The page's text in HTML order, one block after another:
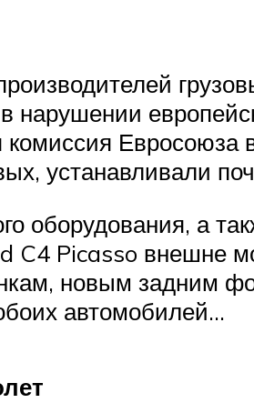
комиссия Евросоюза
устанавливали
оборудования, а
C4 Picasso внешне
новым задним
автомобилей…